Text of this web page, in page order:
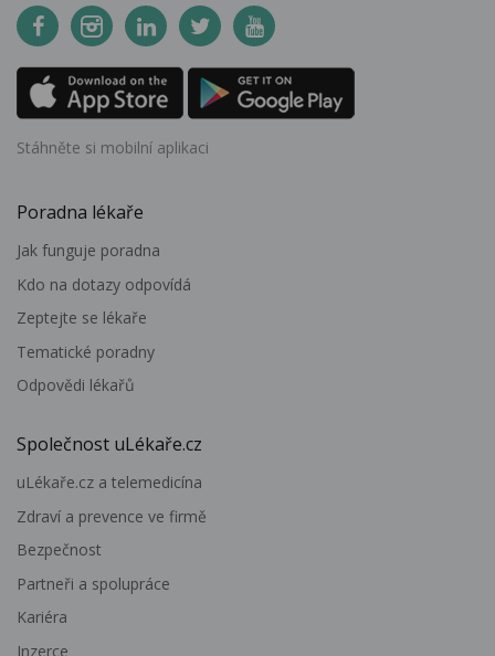
Stáhněte si mobilní aplikaci
Poradna lékaře
Jak funguje poradna
Kdo na dotazy odpovídá
Zeptejte se lékaře
Tematické poradny
Odpovědi lékařů
Společnost uLékaře.cz
uLékaře.cz a telemedicína
Zdraví a prevence ve firmě
Bezpečnost
Partneři a spolupráce
Kariéra
Inzerce